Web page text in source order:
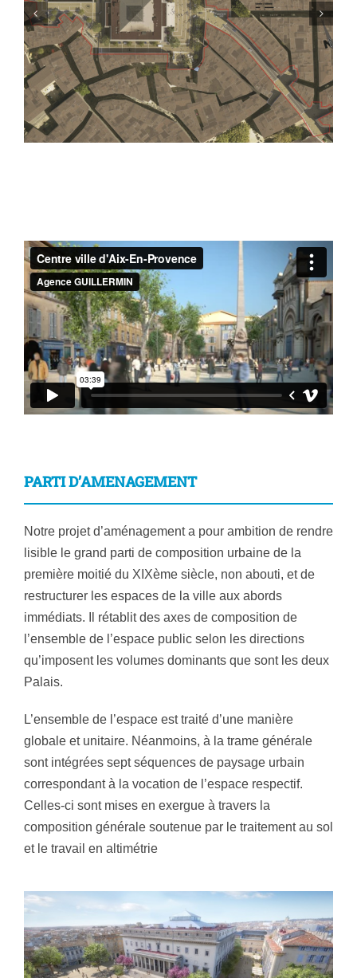
PARTI D’AMENAGEMENT
Notre projet d’aménagement a pour ambition de rendre
lisible le grand parti de composition urbaine de la
première moitié du XIXème siècle, non abouti, et de
restructurer les espaces de la ville aux abords
immédiats. Il rétablit des axes de composition de
l’ensemble de l’espace public selon les directions
qu’imposent les volumes dominants que sont les deux
Palais.
L’ensemble de l’espace est traité d’une manière
globale et unitaire. Néanmoins, à la trame générale
sont intégrées sept séquences de paysage urbain
correspondant à la vocation de l’espace respectif.
Celles-ci sont mises en exergue à travers la
composition générale soutenue par le traitement au sol
et le travail en altimétrie